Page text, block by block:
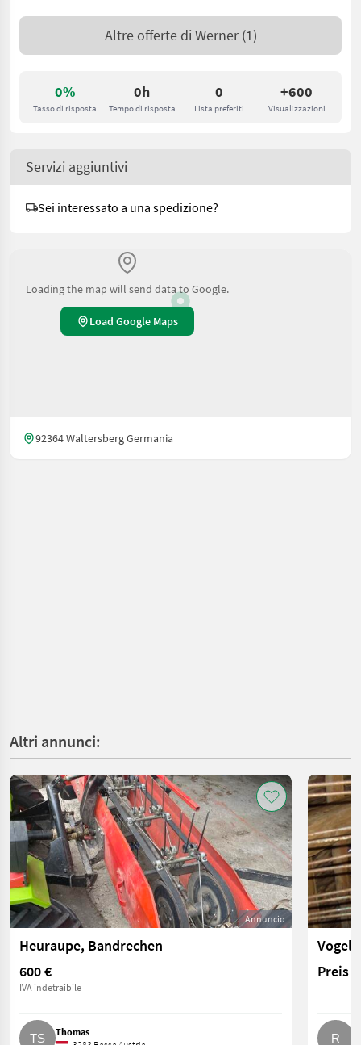
0%
Tasso di risposta
0h
Tempo di risposta
0
Lista preferiti
+600
Visualizzazioni
Altre offerte di Werner (1)
Servizi aggiuntivi
Sei interessato a una spedizione?
Loading the map will send data to Google.
Load Google Maps
92364 Waltersberg Germania
Altri annunci:
Annuncio
Heuraupe, Bandrechen
600 €
IVA indetraibile
Thomas
Preis